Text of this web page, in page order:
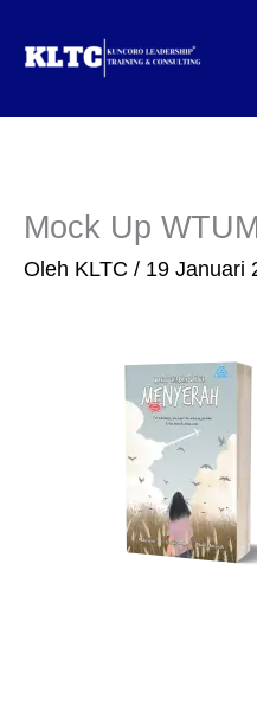
Mock Up
Oleh KLTC / 19 Januari